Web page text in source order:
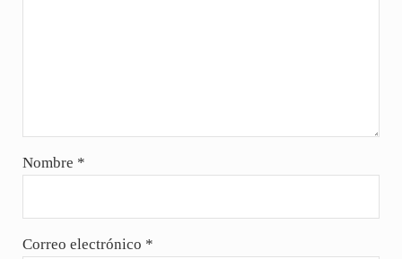
Nombre *
Correo electrónico *